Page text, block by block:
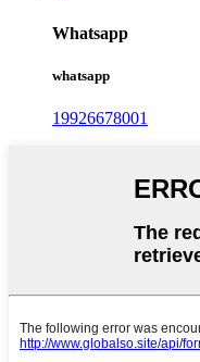
Whatsapp
whatsapp
19926678001